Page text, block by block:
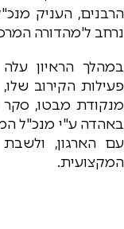
הרבנים, העניק
נרחב ל'מהדורה
במהלך הראיון
פעילות הקירוב
מנקודת מבטו, סקר
באהדה ע"י מנכ"ל
עם הארגון, ולשבת
המקצועית.